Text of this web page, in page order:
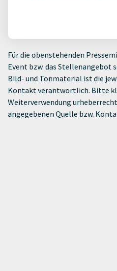
Für die obenstehenden
Event bzw. das Stellenangebot
Bild- und Tonmaterial ist die
Kontakt verantwortlich. Bitte
Weiterverwendung
angegebenen Quelle bzw.